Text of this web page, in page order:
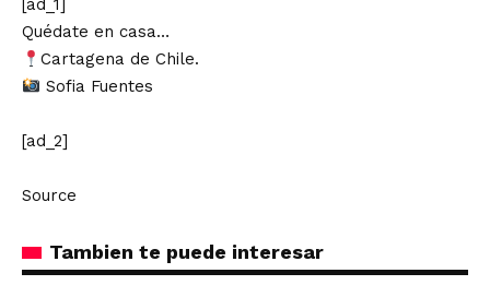
[ad_1]
Quédate en casa…
Cartagena de Chile.
Sofia Fuentes
[ad_2]
Source
Tambien te puede interesar